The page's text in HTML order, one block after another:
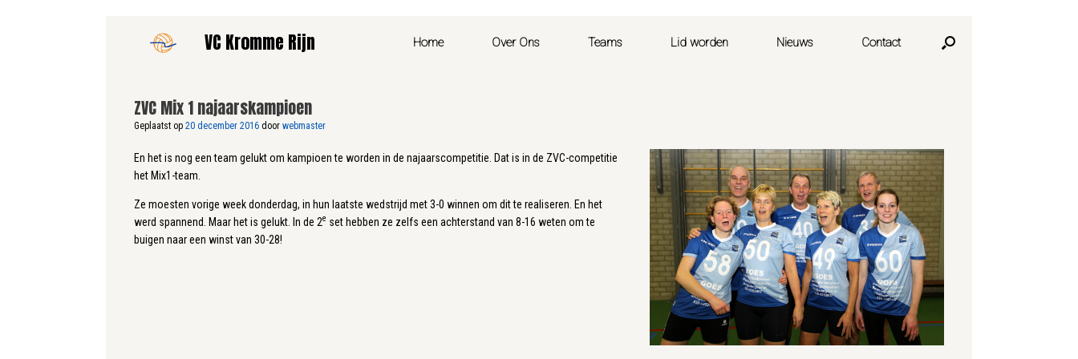
VC Kromme Rijn Home Over Ons Teams Lid worden Nieuws Contact
ZVC Mix 1 najaarskampioen
Geplaatst op 20 december 2016 door webmaster
En het is nog een team gelukt om kampioen te worden in de najaarscompetitie. Dat is in de ZVC-competitie
het Mix1-team.
Ze moesten vorige week donderdag, in hun laatste wedstrijd met 3-0 winnen om dit te realiseren. En het
werd spannend. Maar het is gelukt. In de 2e set hebben ze zelfs een achterstand van 8-16 weten om te
buigen naar een winst van 30-28!